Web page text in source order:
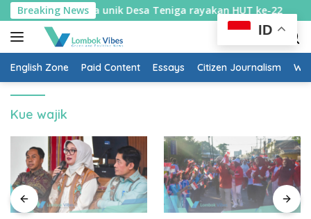
Skip
to
content
Breaking News
diburu: Cara unik Desa Teniga rayakan HUT ke-22
English Zone Paid Content Essays Citizen Journalism
Kue wajik
ID